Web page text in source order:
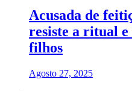
Acusada de
resiste a ritual
filhos
Agosto 27, 2025